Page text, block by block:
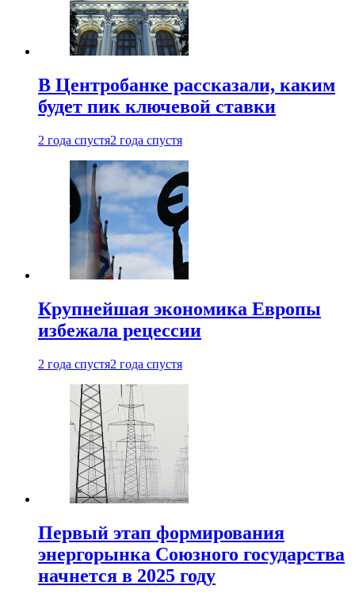
В Центробанке рассказали, каким
будет пик ключевой ставки
2 года спустя2 года спустя
Крупнейшая экономика Европы
избежала рецессии
2 года спустя2 года спустя
Первый этап формирования
энергорынка Союзного государства
начнется в 2025 году